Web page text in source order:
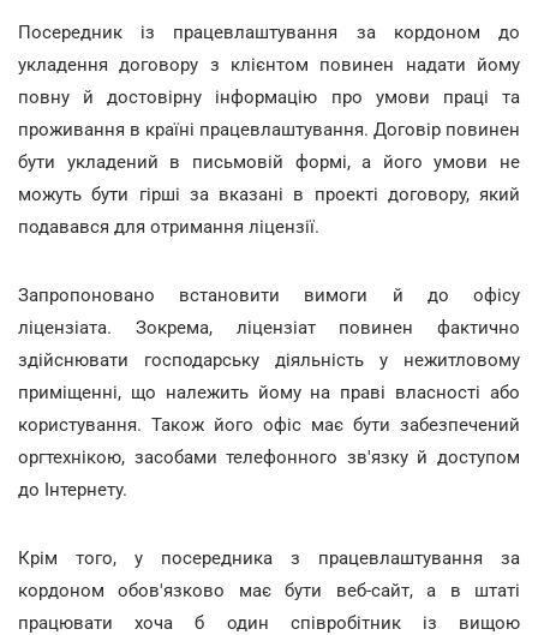
Посередник із працевлаштування за кордоном до
укладення договору з клієнтом повинен надати йому
повну й достовірну інформацію про умови праці та
проживання в країні працевлаштування. Договір повинен
бути укладений в письмовій формі, а його умови не
можуть бути гірші за вказані в проекті договору, який
подавався для отримання ліцензії.
Запропоновано встановити вимоги й до офісу
ліцензіата. Зокрема, ліцензіат повинен фактично
здійснювати господарську діяльність у нежитловому
приміщенні, що належить йому на праві власності або
користування. Також його офіс має бути забезпечений
оргтехнікою, засобами телефонного зв'язку й доступом
до Інтернету.
Крім того, у посередника з працевлаштування за
кордоном обов'язково має бути веб-сайт, а в штаті
працювати хоча б один співробітник із вищою